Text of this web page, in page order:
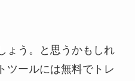
ょう。と思うかもしれ
ツールには無料でトレ